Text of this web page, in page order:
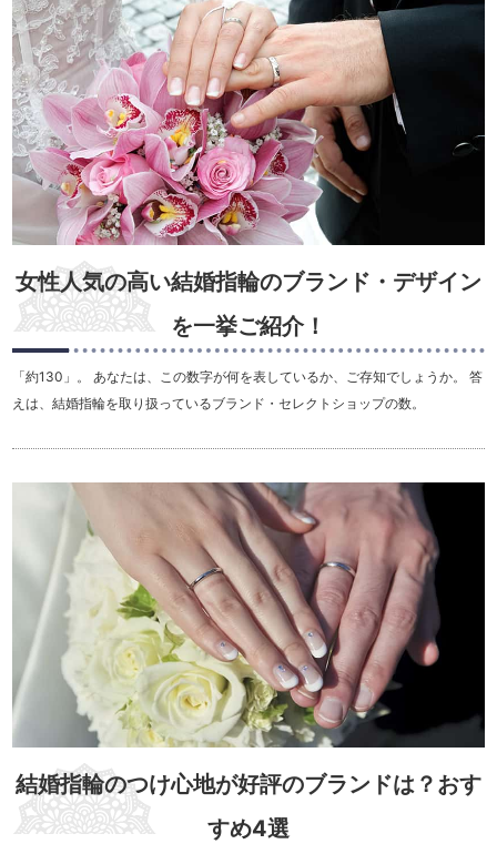
女性人気の高い結婚指輪のブランド・デザイン
を一挙ご紹介！
「約130」。 あなたは、この数字が何を表しているか、ご存知でしょうか。 答
えは、結婚指輪を取り扱っているブランド・セレクトショップの数。
結婚指輪のつけ心地が好評のブランドは？おす
すめ4選